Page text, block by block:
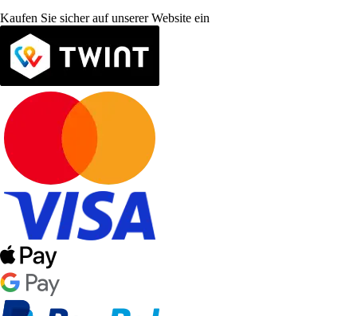
Kaufen Sie sicher auf unserer Website ein